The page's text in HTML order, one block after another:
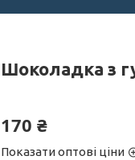
Шоколадка з
170 ₴
Показати оптові ціни